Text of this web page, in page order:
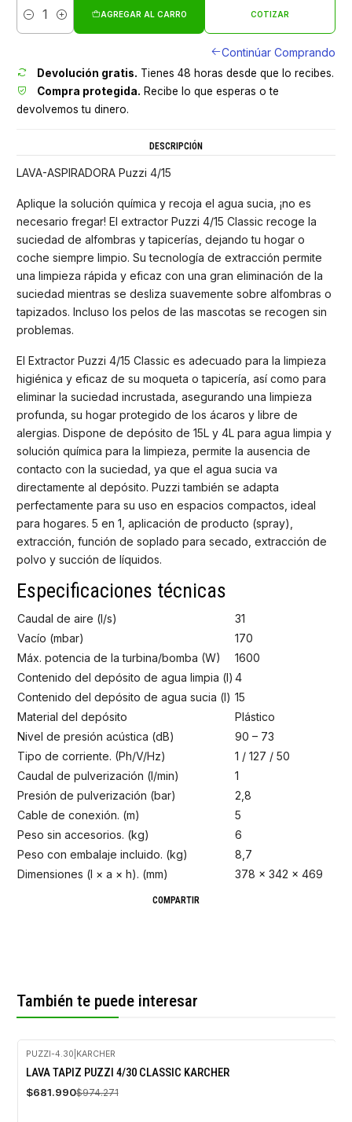
Cantidad
AGREGAR AL CARRO COTIZAR
Continúar Comprando
Devolución gratis. Tienes 48 horas desde que lo recibes.
Compra protegida. Recibe lo que esperas o te
devolvemos tu dinero.
DESCRIPCIÓN
LAVA-ASPIRADORA Puzzi 4/15
Aplique la solución química y recoja el agua sucia, ¡no es
necesario fregar! El extractor Puzzi 4/15 Classic recoge la
suciedad de alfombras y tapicerías, dejando tu hogar o
coche siempre limpio. Su tecnología de extracción permite
una limpieza rápida y eficaz con una gran eliminación de la
suciedad mientras se desliza suavemente sobre alfombras o
tapizados. Incluso los pelos de las mascotas se recogen sin
problemas.
El Extractor Puzzi 4/15 Classic es adecuado para la limpieza
higiénica y eficaz de su moqueta o tapicería, así como para
eliminar la suciedad incrustada, asegurando una limpieza
profunda, su hogar protegido de los ácaros y libre de
alergias. Dispone de depósito de 15L y 4L para agua limpia y
solución química para la limpieza, permite la ausencia de
contacto con la suciedad, ya que el agua sucia va
directamente al depósito. Puzzi también se adapta
perfectamente para su uso en espacios compactos, ideal
para hogares. 5 en 1, aplicación de producto (spray),
extracción, función de soplado para secado, extracción de
polvo y succión de líquidos.
Especificaciones técnicas
Caudal de aire (l/s)
31
Vacío (mbar)
170
Máx. potencia de la turbina/bomba (W)
1600
Contenido del depósito de agua limpia (l) 4
Contenido del depósito de agua sucia (l) 15
Material del depósito
Plástico
Nivel de presión acústica (dB)
90 – 73
Tipo de corriente. (Ph/V/Hz)
1 / 127 / 50
Caudal de pulverización (l/min)
1
Presión de pulverización (bar)
2,8
Cable de conexión. (m)
5
Peso sin accesorios. (kg)
6
Peso con embalaje incluido. (kg)
8,7
Dimensiones (l × a × h). (mm)
378 x 342 x 469
COMPARTIR
También te puede interesar
-30%
OFF
PUZZI-4.30 KARCHER
LAVA TAPIZ PUZZI 4/30 CLASSIC KARCHER
$681.990$974.271